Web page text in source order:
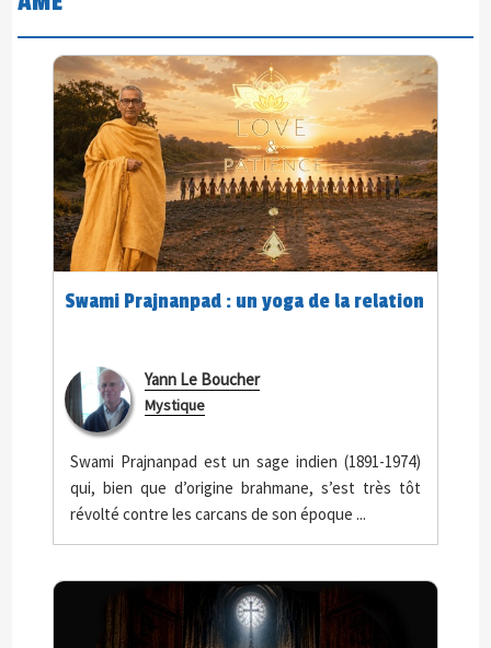
Swami Prajnanpad : un yoga de la relation
Yann Le Boucher
Mystique
Swami Prajnanpad est un sage indien (1891-1974)
qui, bien que d’origine brahmane, s’est très tôt
révolté contre les carcans de son époque ...